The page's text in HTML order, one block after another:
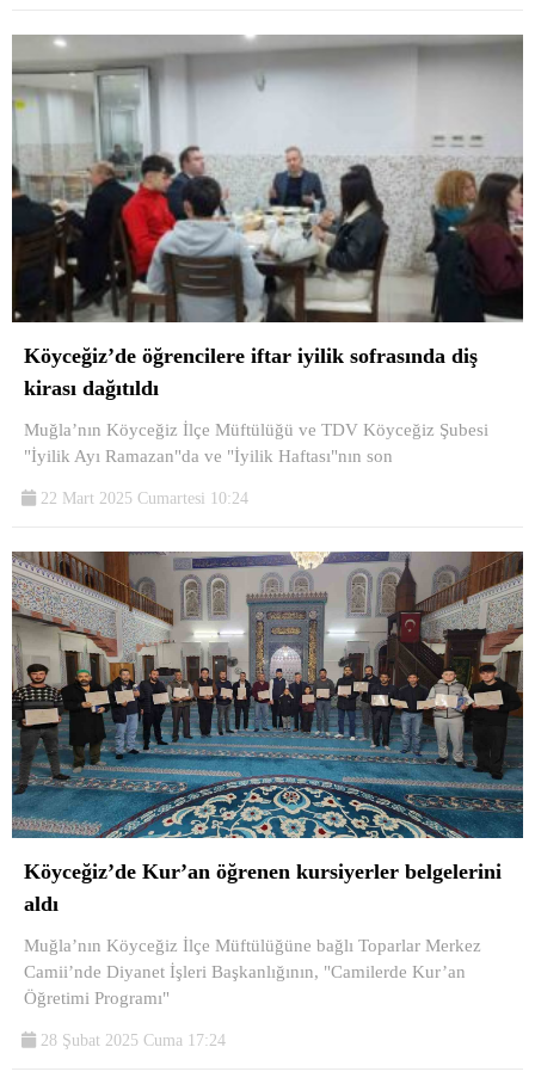
Köyceğiz’de öğrencilere iftar iyilik sofrasında diş
kirası dağıtıldı
Muğla’nın Köyceğiz İlçe Müftülüğü ve TDV Köyceğiz Şubesi
"İyilik Ayı Ramazan"da ve "İyilik Haftası"nın son
22 Mart 2025 Cumartesi 10:24
Köyceğiz’de Kur’an öğrenen kursiyerler belgelerini
aldı
Muğla’nın Köyceğiz İlçe Müftülüğüne bağlı Toparlar Merkez
Camii’nde Diyanet İşleri Başkanlığının, "Camilerde Kur’an
Öğretimi Programı"
28 Şubat 2025 Cuma 17:24